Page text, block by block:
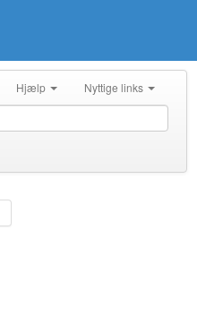
Hjælp Nyttige links